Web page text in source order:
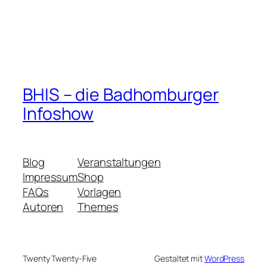
BHIS – die Badhomburger
Infoshow
Blog
Impressum
FAQs
Autoren
Veranstaltungen
Shop
Vorlagen
Themes
Twenty Twenty-Five Gestaltet mitWordPress